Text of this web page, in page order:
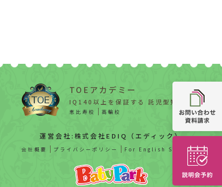
TOEアカデミー
IQ140以上を保証する 託児型知能教育
恵比寿校 高輪校
運営会社:株式会社EDIQ（エディック）
会社概要 プライバシーポリシー For English Speaker